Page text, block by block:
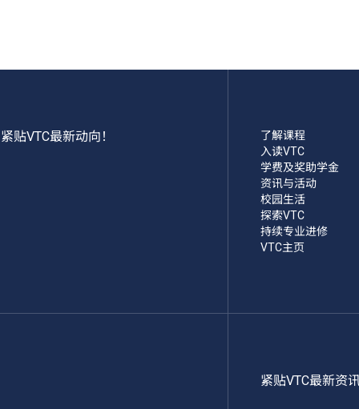
贴VTC最新动向！
了解课程
入读VTC
学费及奖助学金
资讯与活动
校园生活
探索VTC
持续专业进修
VTC主页
紧贴VTC最新资